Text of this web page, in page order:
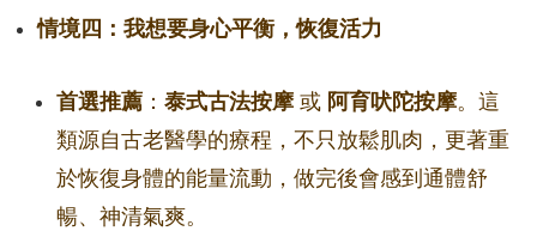
情境四：我想要身心平衡，恢復活力
首選推薦 ： 泰式古法按摩或 阿育吠陀按摩。這
類源自古老醫學的療程，不只放鬆肌肉，更著重
於恢復身體的能量流動，做完後會感到通體舒
暢、神清氣爽。